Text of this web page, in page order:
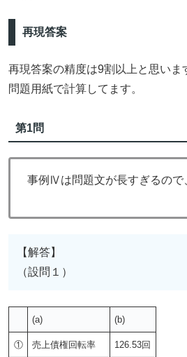
再現答案
再現答案の精度は9割以上と思いま
問題用紙で計算してます。
第1問
事例Ⅳは問題文が長すぎるので
【解答】
（設問１）
(a) (b)
① 売上債権回転率 126.53回